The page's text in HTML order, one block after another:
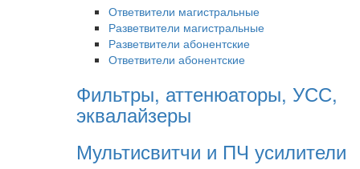
Ответвители магистральные
Разветвители магистральные
Разветвители абонентские
Ответвители абонентские
Фильтры, аттенюаторы, УСС,
эквалайзеры
Мультисвитчи и ПЧ усилители